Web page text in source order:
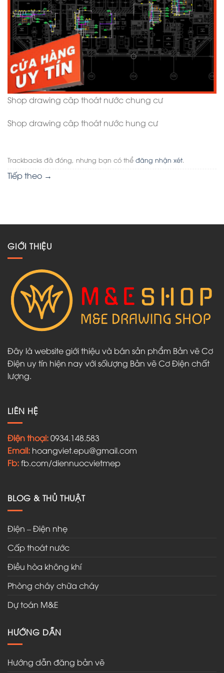
Shop drawing câp thoát nước chung cư
Shop drawing câp thoát nước hung cư
Trackbacks đã đóng, nhưng bạn có thể đăng nhận xét.
Tiếp theo →
GIỚI THIỆU
Đây là website giới thiệu và bán sản phẩm Bản vẽ Cơ
Điện uy tín hiện nay với sốlượng Bản vẽ Cơ Điện chất
lượng.
LIÊN HỆ
Điện thoại:0934.148.583
Email: hoangviet.epu@gmail.com
Fb:fb.com/diennuocvietmep
BLOG & THỦ THUẬT
Điện – Điện nhẹ
Cấp thoát nước
Điều hòa không khí
Phòng cháy chữa cháy
Dự toán M&E
HƯỚNG DẪN
Hướng dẫn đăng bản vẽ